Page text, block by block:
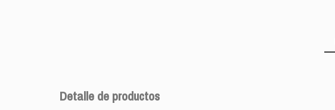
Detalle de productos